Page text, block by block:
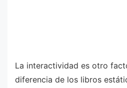
La interactividad es otro
diferencia de los libros